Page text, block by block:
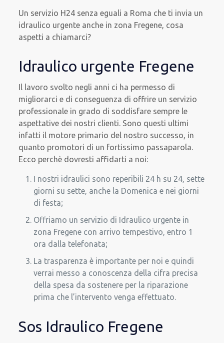
Un servizio H24 senza eguali a Roma che ti invia un
idraulico urgente anche in zona Fregene, cosa
aspetti a chiamarci?
Idraulico urgente Fregene
Il lavoro svolto negli anni ci ha permesso di
migliorarci e di conseguenza di offrire un servizio
professionale in grado di soddisfare sempre le
aspettative dei nostri clienti. Sono questi ultimi
infatti il motore primario del nostro successo, in
quanto promotori di un fortissimo passaparola.
Ecco perchè dovresti affidarti a noi:
I nostri idraulici sono reperibili 24 h su 24, sette
giorni su sette, anche la Domenica e nei giorni
di festa;
Offriamo un servizio di Idraulico urgente in
zona Fregene con arrivo tempestivo, entro 1
ora dalla telefonata;
La trasparenza è importante per noi e quindi
verrai messo a conoscenza della cifra precisa
della spesa da sostenere per la riparazione
prima che l’intervento venga effettuato.
Sos Idraulico Fregene